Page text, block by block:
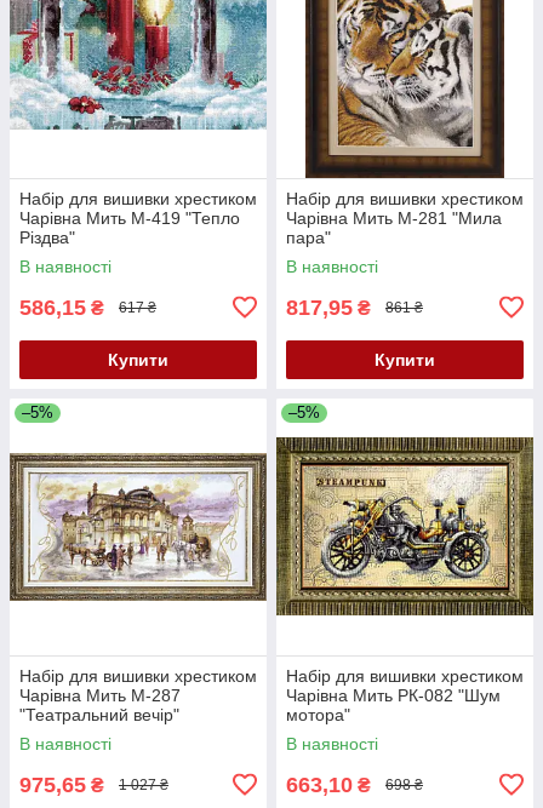
Набір для вишивки хрестиком
Чарівна Мить М-419 "Тепло
Різдва"
В наявності
586,15 ₴ 617 ₴
Купити
Набір для вишивки хрестиком
Чарівна Мить М-281 "Мила
пара"
В наявності
817,95 ₴ 861 ₴
Купити
–5%
Набір для вишивки хрестиком
Чарівна Мить М-287
"Театральний вечір"
В наявності
975,65 ₴ 1 027 ₴
–5%
Набір для вишивки хрестиком
Чарівна Мить РК-082 "Шум
мотора"
В наявності
663,10 ₴ 698 ₴